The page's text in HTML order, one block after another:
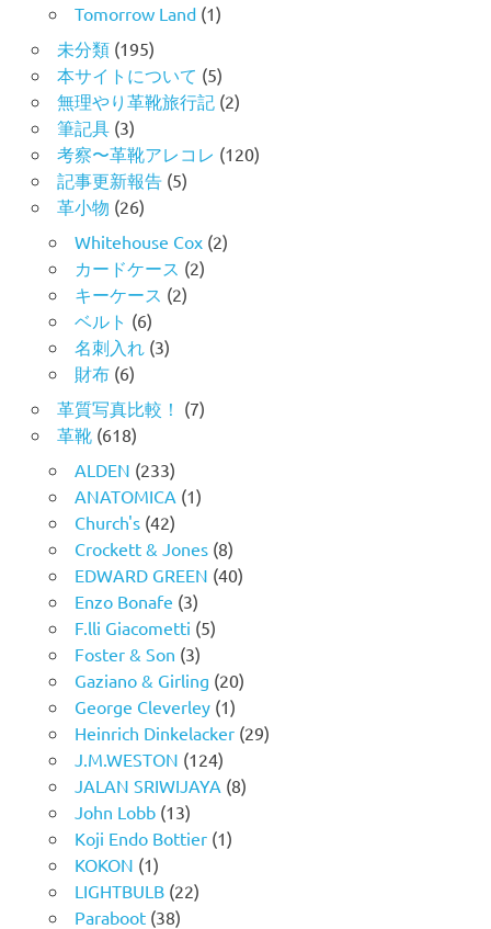
Tomorrow Land(1)
未分類(195)
本サイトについて (5)
無理やり革靴旅行記 (2)
筆記具(3)
考察〜革靴アレコレ (120)
記事更新報告(5)
革小物 (26)
Whitehouse Cox(2)
カードケース (2)
キーケース (2)
ベルト (6)
名刺入れ (3)
財布(6)
革質写真比較！ (7)
革靴(618)
ALDEN (233)
ANATOMICA (1)
Church's(42)
Crockett & Jones(8)
EDWARD GREEN (40)
Enzo Bonafe (3)
F.lli Giacometti (5)
Foster & Son (3)
Gaziano & Girling (20)
George Cleverley(1)
Heinrich Dinkelacker(29)
J.M.WESTON (124)
JALAN SRIWIJAYA (8)
John Lobb(13)
Koji Endo Bottier(1)
KOKON (1)
LIGHTBULB(22)
Paraboot(38)